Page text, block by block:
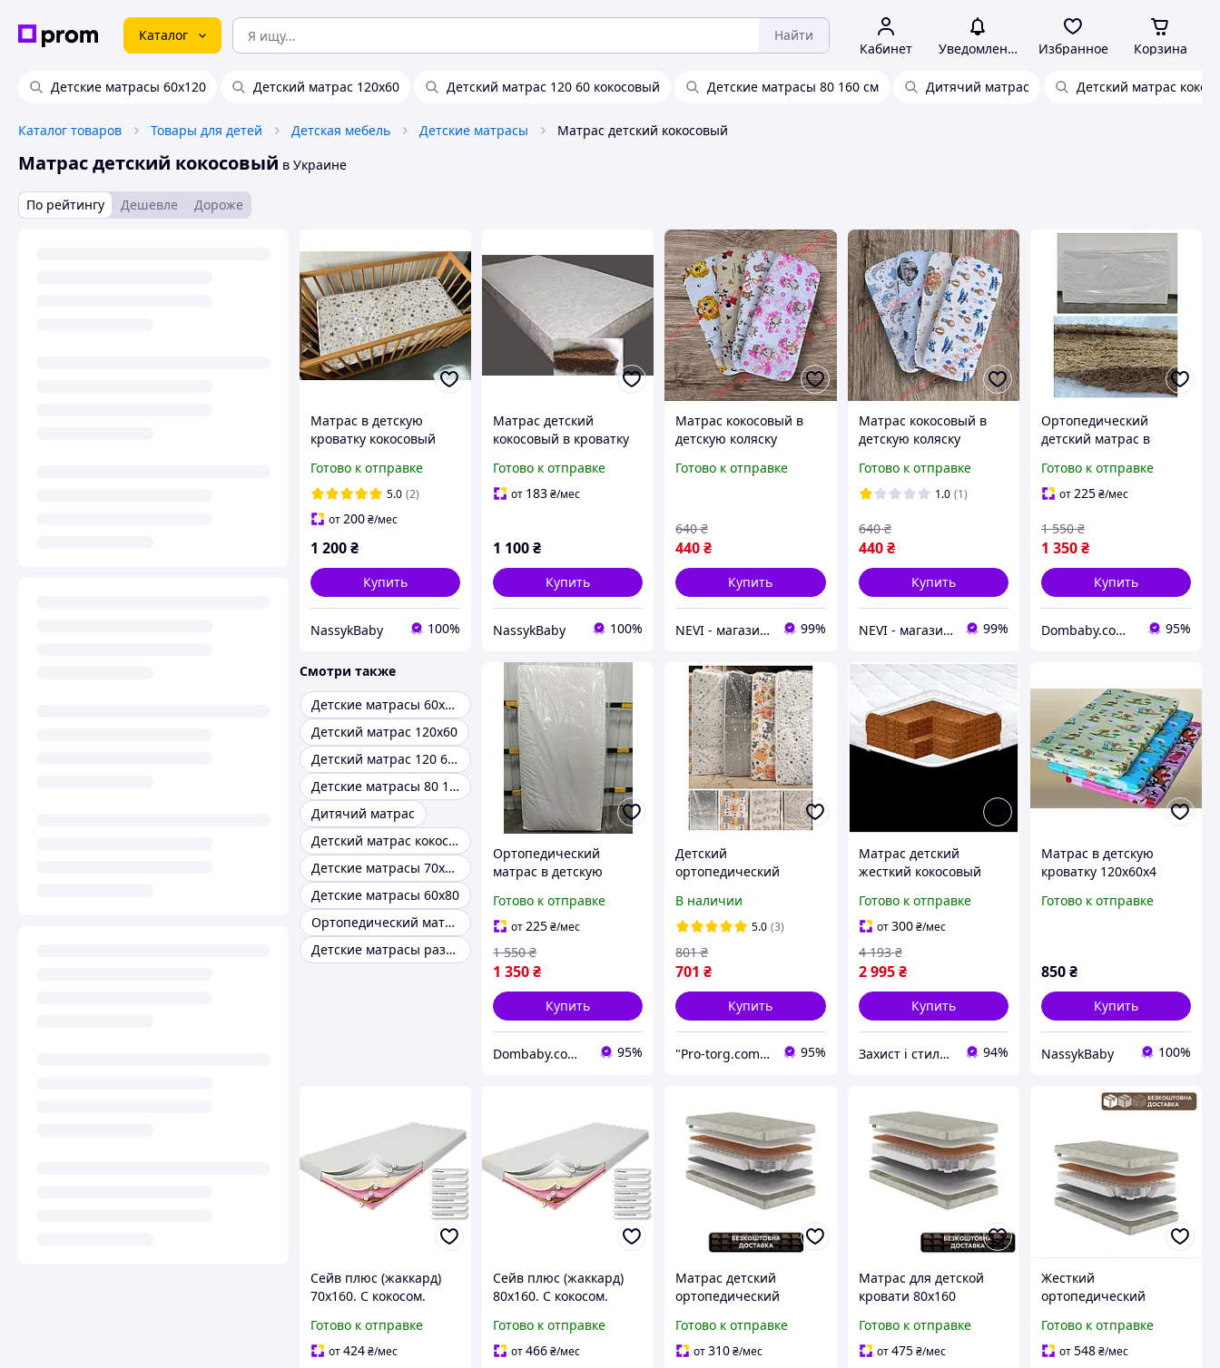
Каталог Найти
Кабинет Уведомления Избранное Корзина
Детские матрасы 60х120 Детский матрас 120х60 Детский матрас 120 60 кокосовый Детские матрасы 80 160 см Дитячий матрас Детский матрас
Каталог товаров Товары для детей Детская мебель Детские матрасы Матрас детский кокосовый
Матрас детский кокосовый в Украине
По рейтингу Дешевле Дороже
Матрас в детскую
кроватку кокосовый
Готово к отправке
5.0 (2)
от200₴/мес
1 200₴
Купить
NassykBaby 100%
Матрас детский
кокосовый в кроватку
Готово к отправке
от 183₴/мес
1 100₴
Купить
NassykBaby 100%
Матрас кокосовый в
детскую коляску
Готово к отправке
440₴
640 ₴
Купить
NEVI - магазин детских товаров 99%
Матрас кокосовый в
детскую коляску
Готово к отправке
1.0 (1)
440 ₴
640 ₴
Купить
NEVI - магазин детских товаров 99%
Ортопедический
детский матрас в
кокосовый
Готово к отправке
от225₴/мес
1 350₴
1 550 ₴
Купить
Dombaby.com.ua - интернет магазин детских товаров 95%
Смотри также
Детские матрасы 60х120
Детский матрас 120х60
Детский матрас 120 60 кокосовый
Детские матрасы 80 160 см
Дитячий матрас
Детский матрас кокосовый в кроватку
Детские матрасы 70х150 см
Детские матрасы 60х80
Ортопедический матрас для новорожденных
Детские матрасы размеры
Ортопедический
матрас в детскую
кокосовый, 5 слоев
Готово к отправке
от225₴/мес
1 350₴
1 550 ₴
Купить
Dombaby.com.ua - интернет магазин детских товаров 95%
Детский
ортопедический
кроватку КПК ( кокос
поролон кокос)
В наличии
5.0 (3)
701 ₴
801 ₴
Купить
"Pro-torg.com.ua" - интернет-магазин детских товаров и игрушек 95%
Матрас детский
жесткий кокосовый
гипоаллергенный
Eurosleep MC-3580
Готово к отправке
от300 ₴/мес
2 995 ₴
4 193 ₴
Купить
Захист і стиль — в одному магазині 94%
Матрас в детскую
кроватку 120х60х4
Готово к отправке
850₴
Купить
NassykBaby 100%
Сейв плюс (жаккард)
70х160. С кокосом.
беспружинный матрас
детский подростковый
Готово к отправке
от424₴/мес
Сейв плюс (жаккард)
80х160. С кокосом.
беспружинный матрас
детский подростковый
Готово к отправке
от466₴/мес
Матрас детский
ортопедический
Звездочка" 60*120
жесткий
Готово к отправке
от310₴/мес
Матрас для детской
кровати 80х160
Звездочка"
ортопедический
Готово к отправке
от475 ₴/мес
Жесткий
ортопедический
"Юниор Натур
Звездочка" 90х190 см
Готово к отправке
от548₴/мес